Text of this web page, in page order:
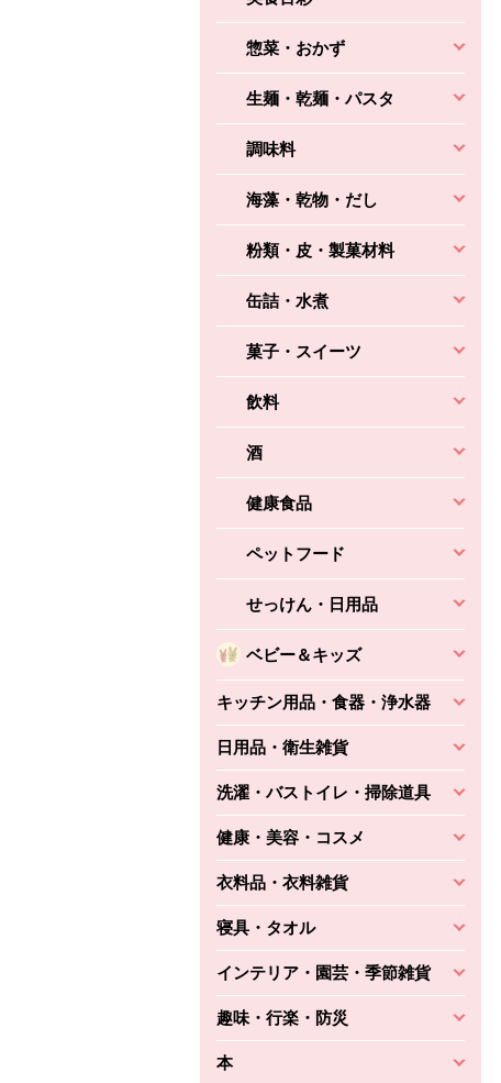
惣菜・おかず
生麺・乾麺・パスタ
調味料
海藻・乾物・だし
粉類・皮・製菓材料
缶詰・水煮
菓子・スイーツ
飲料
酒
健康食品
ペットフード
せっけん・日用品
ベビー＆キッズ
キッチン用品・食器・浄水器
日用品・衛生雑貨
洗濯・バストイレ・掃除道具
健康・美容・コスメ
衣料品・衣料雑貨
寝具・タオル
インテリア・園芸・季節雑貨
趣味・行楽・防災
本